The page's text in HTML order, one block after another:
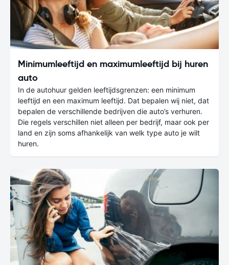
Minimumleeftijd en maximumleeftijd bij huren
auto
In de autohuur gelden leeftijdsgrenzen: een minimum
leeftijd en een maximum leeftijd. Dat bepalen wij niet, dat
bepalen de verschillende bedrijven die auto’s verhuren.
Die regels verschillen niet alleen per bedrijf, maar ook per
land en zijn soms afhankelijk van welk type auto je wilt
huren.